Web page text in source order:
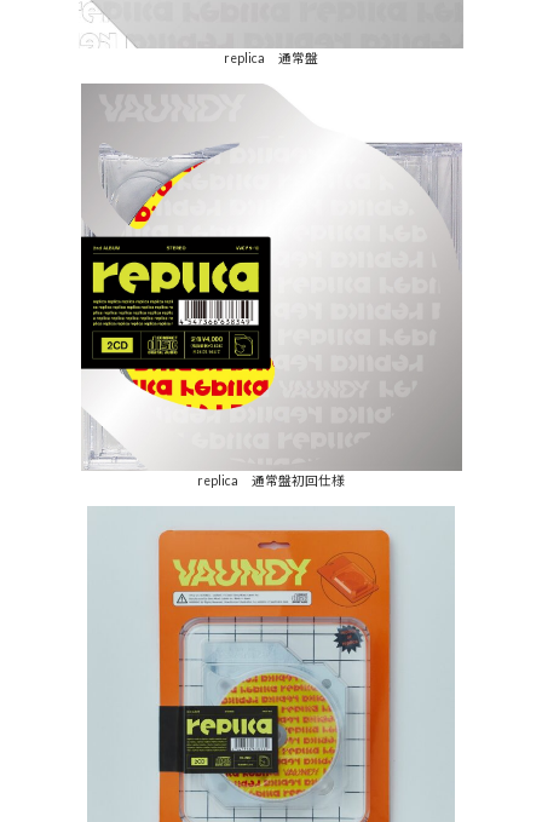
replica 通常盤
replica 通常盤初回仕様